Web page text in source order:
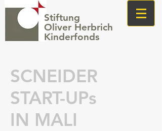
Stiftung
Oliver Herbrich
Kinderfonds
SCNEIDER
START-UPs
IN MALI